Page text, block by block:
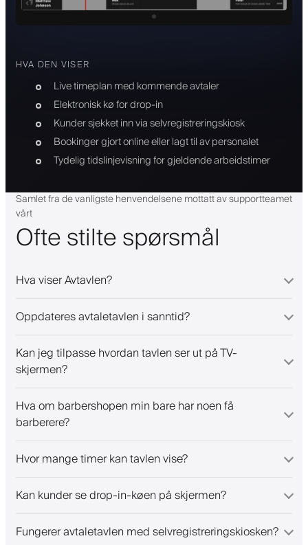
HVA DEN VISER
Live timeplan med kommende avtaler
Elektronisk kø for drop-in
Kunder sjekket inn via selvregistreringskiosk
Bookinger gjort online eller lagt til av personalet
Tydelig tidslinjevisning for gjeldende arbeidstimer
Samlet fra de vanligste henvendelsene mottatt av supportteamet
vårt
Ofte stilte spørsmål
Hva viser Avtavlen?
Oppdateres avtaletavlen i sanntid?
Kan jeg tilpasse hvordan tavlen ser ut på TV-
skjermen?
Hva om barbershopen min bare har noen få
barberere?
Hvor mange timer kan tavlen vise?
Kan kunder se drop-in-køen på skjermen?
Fungerer avtaletavlen med selvregistreringskiosken?